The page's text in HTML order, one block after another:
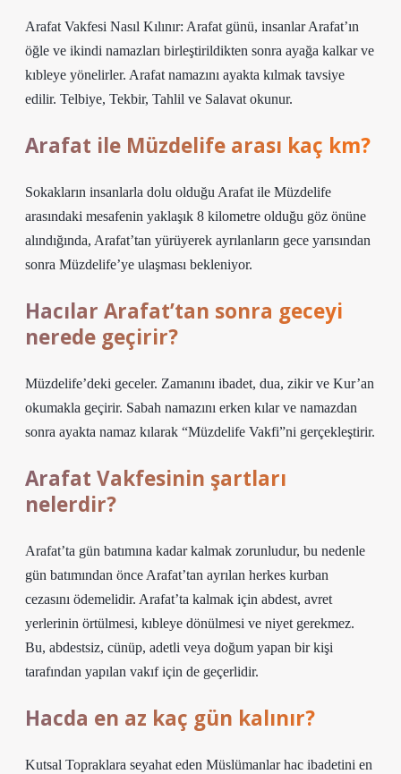
Arafat Vakfesi Nasıl Kılınır: Arafat günü, insanlar Arafat’ın
öğle ve ikindi namazları birleştirildikten sonra ayağa kalkar ve
kıbleye yönelirler. Arafat namazını ayakta kılmak tavsiye
edilir. Telbiye, Tekbir, Tahlil ve Salavat okunur.
Arafat ile Müzdelife arası kaç km?
Sokakların insanlarla dolu olduğu Arafat ile Müzdelife
arasındaki mesafenin yaklaşık 8 kilometre olduğu göz önüne
alındığında, Arafat’tan yürüyerek ayrılanların gece yarısından
sonra Müzdelife’ye ulaşması bekleniyor.
Hacılar Arafat’tan sonra geceyi
nerede geçirir?
Müzdelife’deki geceler. Zamanını ibadet, dua, zikir ve Kur’an
okumakla geçirir. Sabah namazını erken kılar ve namazdan
sonra ayakta namaz kılarak “Müzdelife Vakfi”ni gerçekleştirir.
Arafat Vakfesinin şartları
nelerdir?
Arafat’ta gün batımına kadar kalmak zorunludur, bu nedenle
gün batımından önce Arafat’tan ayrılan herkes kurban
cezasını ödemelidir. Arafat’ta kalmak için abdest, avret
yerlerinin örtülmesi, kıbleye dönülmesi ve niyet gerekmez.
Bu, abdestsiz, cünüp, adetli veya doğum yapan bir kişi
tarafından yapılan vakıf için de geçerlidir.
Hacda en az kaç gün kalınır?
Kutsal Topraklara seyahat eden Müslümanlar hac ibadetini en